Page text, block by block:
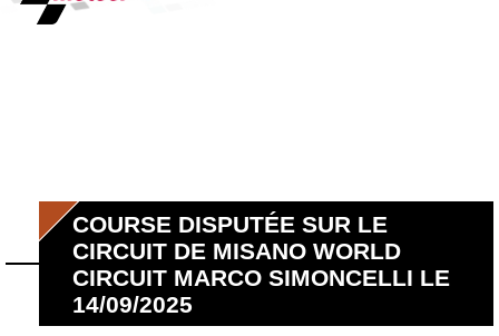
COURSE DISPUTÉE SUR LE
CIRCUIT DE MISANO WORLD
CIRCUIT MARCO SIMONCELLI LE
14/09/2025